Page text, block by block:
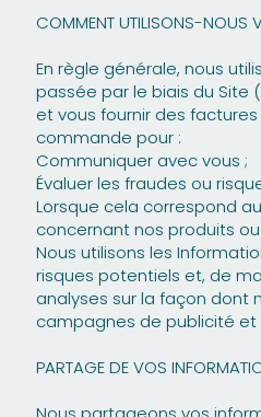
COMMENT UTILISONS-NOUS
En règle générale, nous
passée par le biais du
et vous fournir des
commande pour :
Communiquer avec vous ;
Évaluer les fraudes ou
Lorsque cela correspond
concernant nos produits
Nous utilisons les
risques potentiels et, de
analyses sur la façon dont
campagnes de publicité et
PARTAGE DE VOS